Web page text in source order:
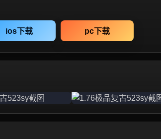
ios下载 pc下载